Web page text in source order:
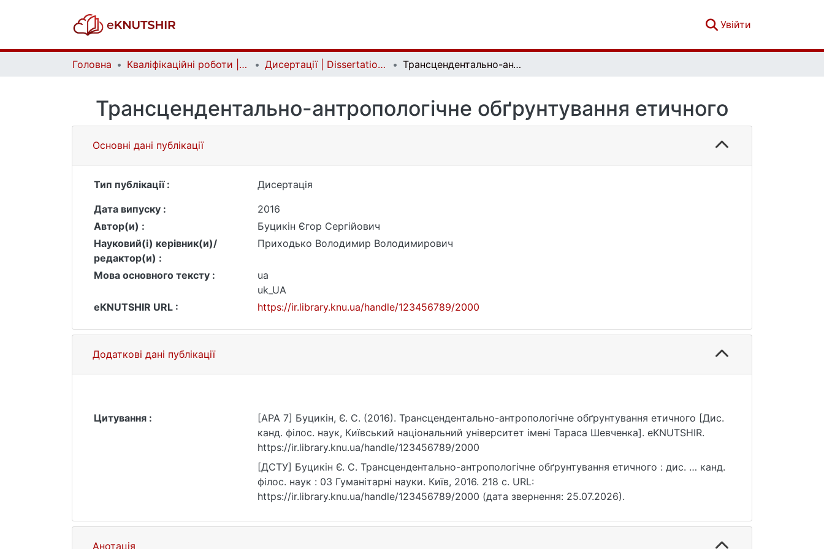
Увійти
Головна Кваліфікаційні роботи | Qualifying works Дисертації | Dissertations Трансцендентально-антропологічне обґрунтування етичного
Трансцендентально-антропологічне обґрунтування етичного
Основні дані публікації
Тип публікації :
Дисертація
Дата випуску :
2016
Автор(и) :
Буцикін Єгор Сергійович
Науковий(і) керівник(и)/
редактор(и) :
Приходько Володимир Володимирович
Мова основного тексту :
ua
uk_UA
eKNUTSHIR URL :
https://ir.library.knu.ua/handle/123456789/2000
Додаткові дані публікації
Цитування :
[APA 7] Буцикін, Є. С. (2016). Трансцендентально-антропологічне обґрунтування етичного [Дис.
канд. філос. наук, Київський національний університет імені Тараса Шевченка]. eKNUTSHIR.
https://ir.library.knu.ua/handle/123456789/2000
[ДСТУ] Буцикін Є. С. Трансцендентально-антропологічне обґрунтування етичного : дис. … канд.
філос. наук : 03 Гуманітарні науки. Київ, 2016. 218 с. URL:
https://ir.library.knu.ua/handle/123456789/2000 (дата звернення: 25.07.2026).
Анотація